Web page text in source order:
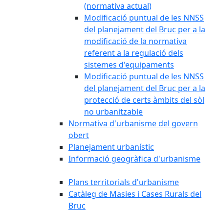
(normativa actual)
Modificació puntual de les NNSS
del planejament del Bruc per a la
modificació de la normativa
referent a la regulació dels
sistemes d'equipaments
Modificació puntual de les NNSS
del planejament del Bruc per a la
protecció de certs àmbits del sòl
no urbanitzable
Normativa d'urbanisme del govern
obert
Planejament urbanístic
Informació geogràfica d'urbanisme
Plans territorials d'urbanisme
Catàleg de Masies i Cases Rurals del
Bruc